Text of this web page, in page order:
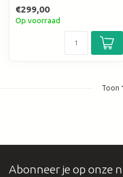
€299,00
Op voorraad
Toon 1
Abonneer je op onze